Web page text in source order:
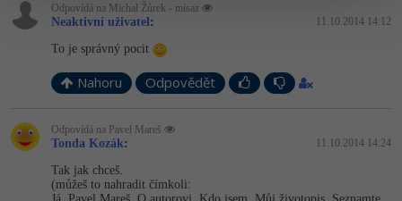
Odpovídá na Michal Žůrek - misaz
Neaktivní uživatel : 11.10.2014 14:12
To je správný pocit
Nahoru Odpovědět
Odpovídá na Pavel Mareš
Tonda Kozák: 11.10.2014 14:24
Tak jak chceš.
(můžeš to nahradit čímkoli: